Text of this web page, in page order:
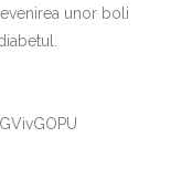
unor boli